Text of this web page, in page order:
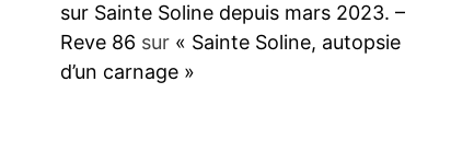
sur Sainte Soline depuis mars 2023. –
Reve 86 sur « Sainte Soline, autopsie
d’un carnage »